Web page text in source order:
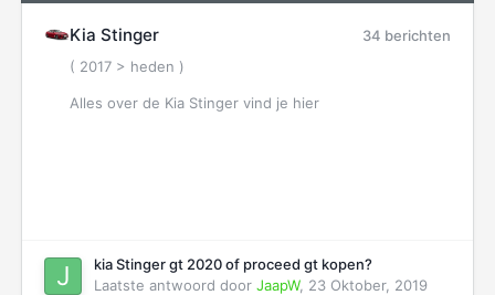
Kia Stinger
34 berichten
( 2017 > heden )
Alles over de Kia Stinger vind je hier
kia Stinger gt 2020 of proceed gt kopen?
Laatste antwoord door JaapW, 23 Oktober, 2019